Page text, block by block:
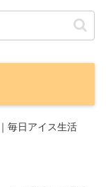
毎日アイス生活